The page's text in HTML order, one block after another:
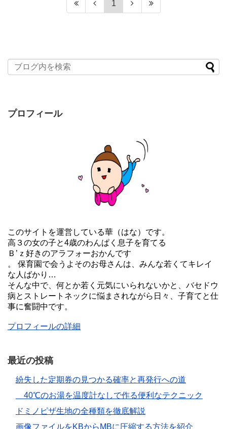
1
プロフィール
このサイトを運営している華（はな）です。
高３の女の子と4歳のわんぱく息子を育てる
Ｂ’ｚ好きのアラフォーおかんです
。 保育園で会うよそのお母さんは、みんな若くてキレイ
な人ばかり…
そんな中で、何とか若く元気にいられないかと、バセドウ
病とストレートネックに悩まされながら日々、子育てと仕
事に奮闘中です。
プロフィールの詳細
最近の投稿
紛失した定期券の見つかる確率と再発行への道
40℃のお湯を温度計なしで作る便利なテクニック
ドミノピザ生地の全種類を徹底解説
画像ファイルをKBからMBに圧縮する方法を紹介